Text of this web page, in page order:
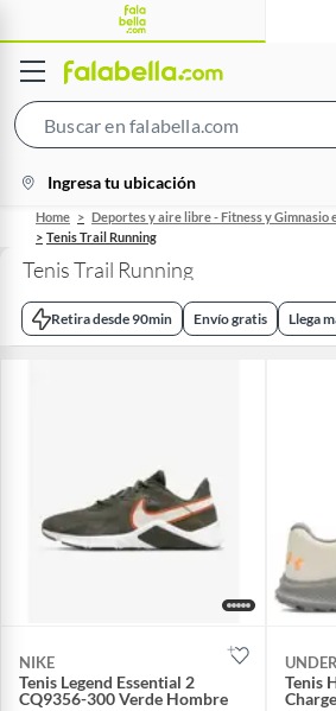
Bar
location-
icon
Ingresa tu ubicación
Home Deportes y aire libre - Fitness y Gimnasio
Tenis Trail Running
Tenis Trail Running
Retira desde 90min Envío gratis Llega
NIKE
Tenis Legend Essential 2
CQ9356-300 Verde Hombre
Tenis